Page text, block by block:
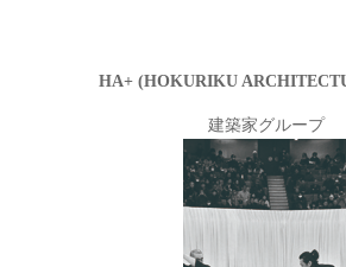
HA+ (HOKURIKU
建築家グループ